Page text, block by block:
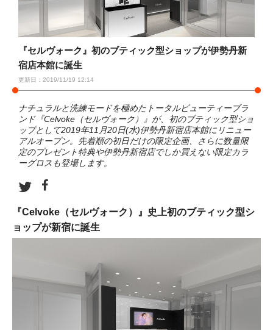
『セルヴォーク』初のブティック型ショップが伊勢丹新
宿店本館に誕生
更新日：2019/11/19 12:14
ナチュラルと洗練モードを極めたトータルビューティーブラ
ンド『Celvoke（セルヴォーク）』が、初のブティック型ショ
ップとして2019年11月20日(水)伊勢丹新宿店本館にリニュー
アルオープン。先着順の初日だけの限定企画、さらに数量限
定のプレゼント特典や伊勢丹新宿店でしか買えない限定カラ
ーグロスも登場します。
『Celvoke（セルヴォーク）』史上初のブティック型シ
ョップが新宿に誕生